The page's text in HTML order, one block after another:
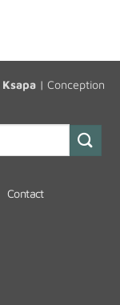
Ksapa| Conception
Contact